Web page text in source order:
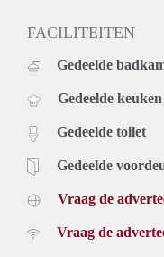
FACILITEITEN
Gedeelde
Gedeelde keuken
Gedeelde toilet
Gedeelde
Vraag de
Vraag de